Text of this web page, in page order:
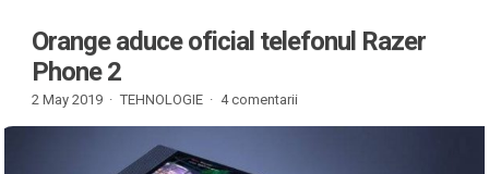
Orange aduce oficial telefonul Razer
Phone 2
2 May 2019 · TEHNOLOGIE · 4 comentarii